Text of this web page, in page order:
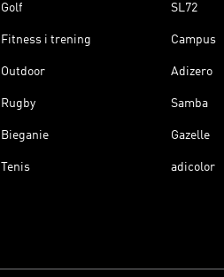
Golf
Fitness i trening
Outdoor
Rugby
Bieganie
Tenis
SL72
Campus
Adizero
Samba
Gazelle
adicolor